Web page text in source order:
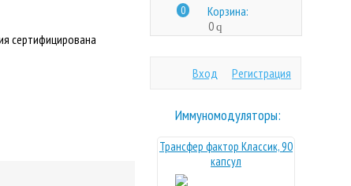
0 Корзина:
0q
сертифицирована
Вход Регистрация
Иммуномодуляторы:
Трансфер фактор Классик, 90
капсул